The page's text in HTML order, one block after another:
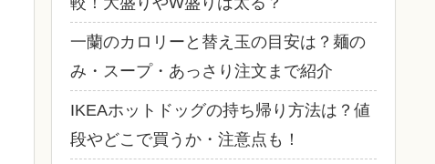
一蘭のカロリーと替え玉の目安は？麺の
み・スープ・あっさり注文まで紹介
IKEAホットドッグの持ち帰り方法は？値
段やどこで買うか・注意点も！